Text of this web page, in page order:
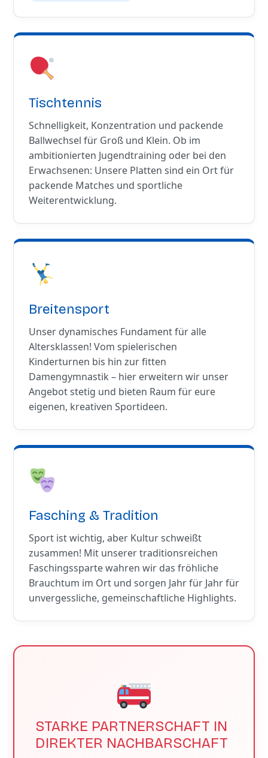
Tischtennis
Schnelligkeit, Konzentration und packende
Ballwechsel für Groß und Klein. Ob im
ambitionierten Jugendtraining oder bei den
Erwachsenen: Unsere Platten sind ein Ort für
packende Matches und sportliche
Weiterentwicklung.
Breitensport
Unser dynamisches Fundament für alle
Altersklassen! Vom spielerischen
Kinderturnen bis hin zur fitten
Damengymnastik – hier erweitern wir unser
Angebot stetig und bieten Raum für eure
eigenen, kreativen Sportideen.
Fasching & Tradition
Sport ist wichtig, aber Kultur schweißt
zusammen! Mit unserer traditionsreichen
Faschingssparte wahren wir das fröhliche
Brauchtum im Ort und sorgen Jahr für Jahr für
unvergessliche, gemeinschaftliche Highlights.
STARKE PARTNERSCHAFT IN
DIREKTER NACHBARSCHAFT